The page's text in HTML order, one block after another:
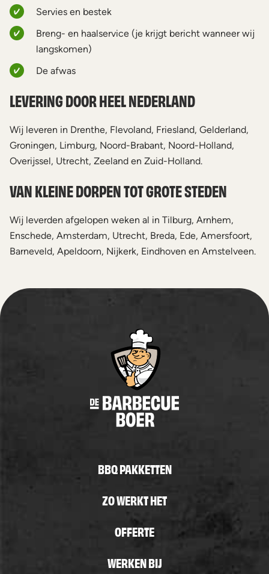
Servies en bestek
Breng- en haalservice (je krijgt bericht wanneer wij
langskomen)
De afwas
LEVERING DOOR HEEL NEDERLAND
Wij leveren in Drenthe, Flevoland, Friesland, Gelderland,
Groningen, Limburg, Noord-Brabant, Noord-Holland,
Overijssel, Utrecht, Zeeland en Zuid-Holland.
VAN KLEINE DORPEN TOT GROTE STEDEN
Wij leverden afgelopen weken al in Tilburg, Arnhem,
Enschede, Amsterdam, Utrecht, Breda, Ede, Amersfoort,
Barneveld, Apeldoorn, Nijkerk, Eindhoven en Amstelveen.
BBQ PAKKETTEN
ZO WERKT HET
OFFERTE
WERKEN BIJ